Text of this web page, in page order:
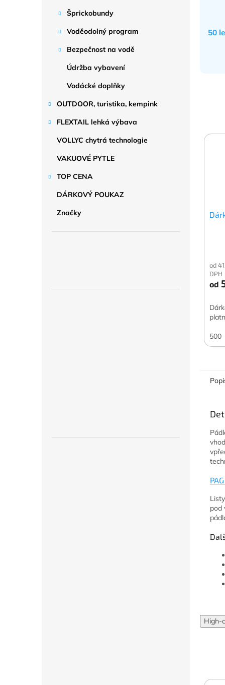
Šprickobundy
Voděodolný program
Bezpečnost na vodě
Údržba vybavení
Vodácké doplňky
OUTDOOR, turistika, kempink
FLEXTAIL lehká výbava
VOLLYC chytrá technologie
VAKUOVÉ PYTLE
TOP CENA
DÁRKOVÝ POUKAZ
Značky
50
od
DPH
od
500
pod
High-